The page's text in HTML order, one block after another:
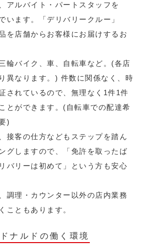
アルバイト・パートスタッフを
います。「デリバリークルー」
を店舗からお客様にお届けするお
輪バイク、車、自転車など。(各店
異なります。) 件数に関係なく、時
されているので、無理なく1件1件
とができます。(自転車での配達希
)
接客の仕方などもステップを踏ん
グしますので、「免許を取ったば
バリーは初めて」という方も安心
調理・カウンター以外の店内業務
こともあります。
ナルドの働く環境